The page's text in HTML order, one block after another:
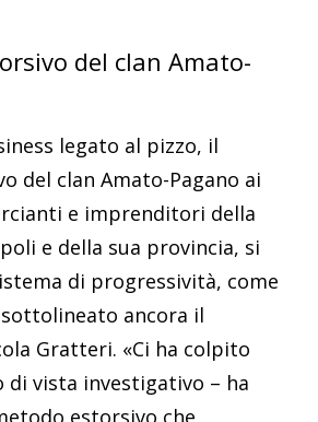
del clan Amato-
legato al pizzo, il
del clan Amato-Pagano ai
e imprenditori della
e della sua provincia, si
di progressività, come
ancora il
Gratteri. «Ci ha colpito
vista investigativo – ha
estorsivo che